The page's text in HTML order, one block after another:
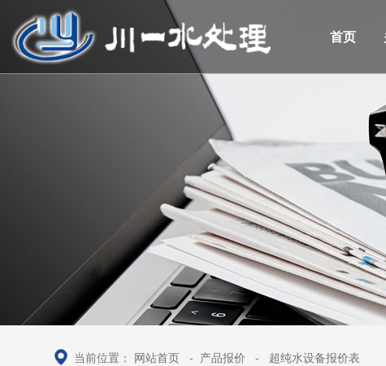
首页
当前位置： 网站首页 - 产品报价 - 超纯水设备报价表